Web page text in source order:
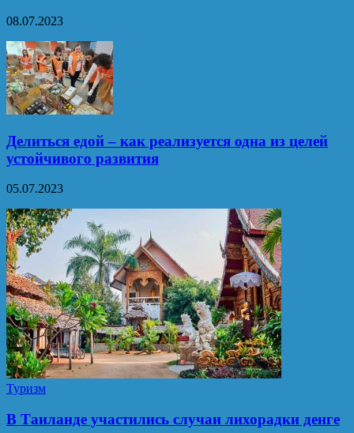
08.07.2023
Делиться едой – как реализуется одна из целей
устойчивого развития
05.07.2023
Туризм
В Таиланде участились случаи лихорадки денге